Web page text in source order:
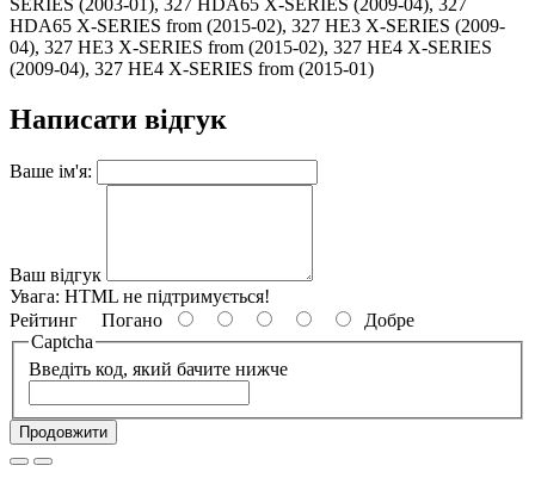
Написати відгук
Ваше ім'я:
Ваш відгук
Увага: HTML не підтримується!
Рейтинг Погано
Добре
Captcha
Введіть код, який бачите нижче
Продовжити